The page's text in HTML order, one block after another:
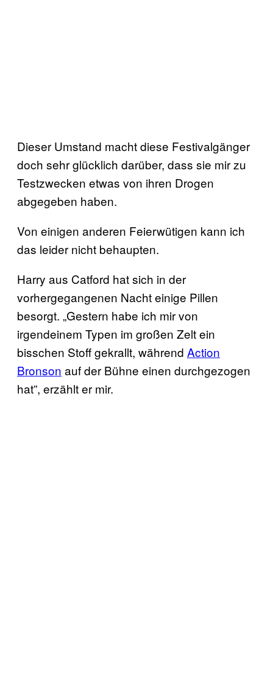
Dieser Umstand macht diese Festivalgänger
doch sehr glücklich darüber, dass sie mir zu
Testzwecken etwas von ihren Drogen
abgegeben haben.
Von einigen anderen Feierwütigen kann ich
das leider nicht behaupten.
Harry aus Catford hat sich in der
vorhergegangenen Nacht einige Pillen
besorgt. „Gestern habe ich mir von
irgendeinem Typen im großen Zelt ein
bisschen Stoff gekrallt, während Action
Bronson auf der Bühne einen durchgezogen
hat”, erzählt er mir.